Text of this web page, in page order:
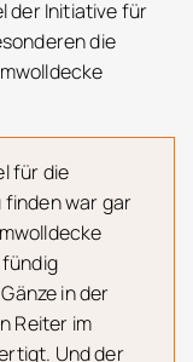
der Initiative für
die
für die
finden war gar
fündig
in der
Reiter im
Und der